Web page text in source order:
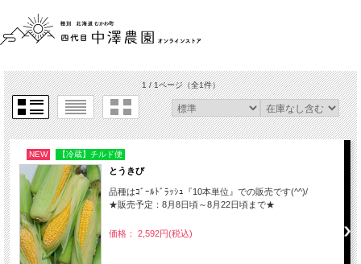
1 / 1ページ（全1件）
NEW 【冷蔵】チルド便
とうきび
品種はｺﾞｰﾙﾄﾞﾗｯｼｭ『10本単位』での販売です(^^)/
★販売予定：8月8日頃～8月22日頃まで★
価格： 2,592円(税込)